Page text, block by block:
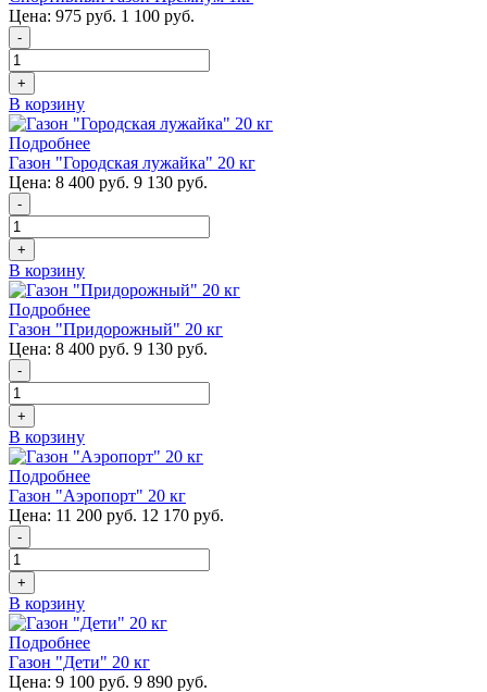
Цена: 975 руб. 1 100 руб.
-
+
В корзину
Подробнее
Газон "Городская лужайка" 20 кг
Цена: 8 400 руб. 9 130 руб.
-
+
В корзину
Подробнее
Газон "Придорожный" 20 кг
Цена: 8 400 руб. 9 130 руб.
-
+
В корзину
Подробнее
Газон "Аэропорт" 20 кг
Цена: 11 200 руб. 12 170 руб.
-
+
В корзину
Подробнее
Газон "Дети" 20 кг
Цена: 9 100 руб. 9 890 руб.